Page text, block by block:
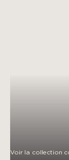
Voir la collection